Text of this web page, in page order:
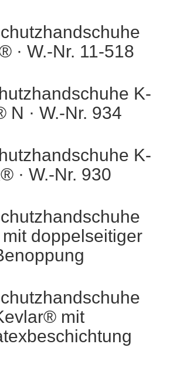
· W.-Nr. 11-518
K-
N · W.-Nr. 934
K-
· W.-Nr. 930
doppelseitiger
mit